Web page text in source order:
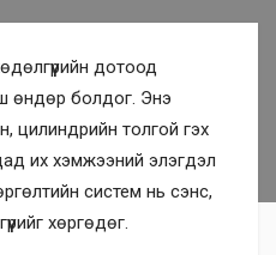
дотоод
өндөр болдог. Энэ
цилиндрийн толгой гэх
их хэмжээний элэгдэл
систем нь сэнс,
хөргөдөг.